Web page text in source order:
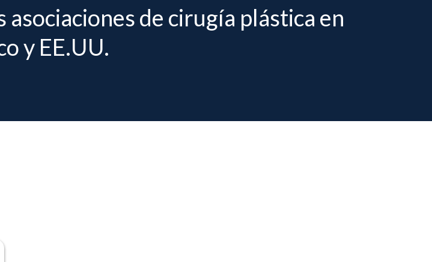
de cirugía plástica en
y EE.UU.